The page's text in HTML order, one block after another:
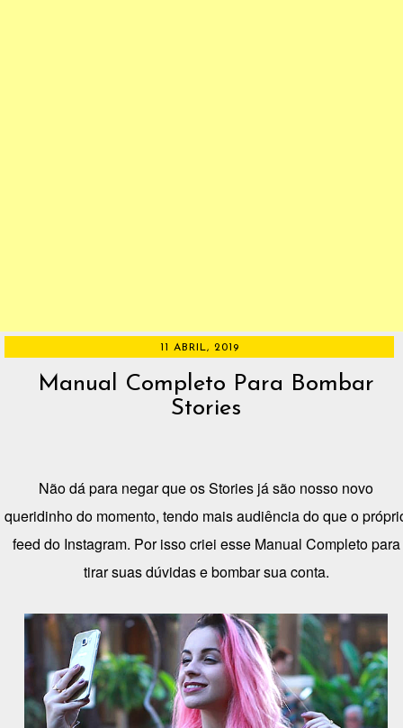
11 ABRIL, 2019
Manual Completo Para Bombar
Stories
Não dá para negar que os Stories já são nosso novo
queridinho do momento, tendo mais audiência do que o
feed do Instagram. Por isso criei esse Manual Completo para
tirar suas dúvidas e bombar sua conta.